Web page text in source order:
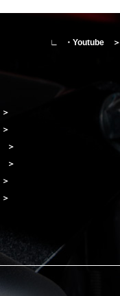
＞
＞
・Youtube ＞